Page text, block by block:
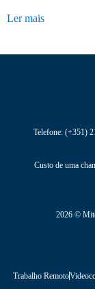
Ler mais
Telefone: (+351)
Custo de uma
2026 ©
Trabalho Remoto